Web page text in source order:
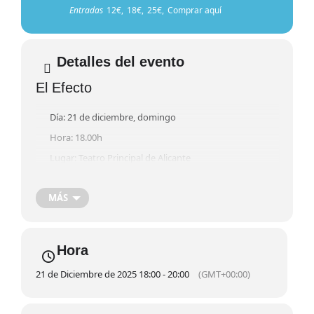
Entradas 12€, 18€, 25€, Comprar aquí
Detalles del evento
El Efecto
Día: 21 de diciembre, domingo
Hora: 18.00h
Lugar: Teatro Principal de Alicante
Entradas: Patio y club 25 €/Palco corrido 18 €/
El barbero de
MÁS
Hora
21 de Diciembre de 2025 18:00 - 20:00 (GMT+00:00)